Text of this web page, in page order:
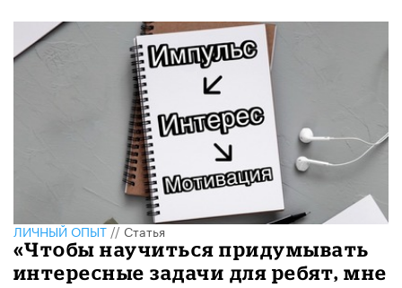
ЛИЧНЫЙ ОПЫТ//Статья
«Чтобы научиться придумывать
интересные задачи для ребят, мне